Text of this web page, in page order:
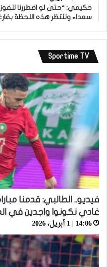
حكيمي: “حتى لو اضطررنا
سعداء وننتظر هذه اللحظة
Sportime TV
فيديو.. الطالبي: قدمنا
غادي نكونوا واجدين في
14:06 | 1 أبريل، 2026